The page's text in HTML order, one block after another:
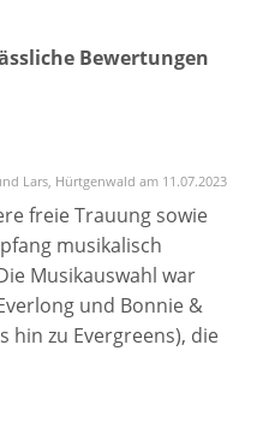
Bewertungen
Lars, Hürtgenwald am 11.07.2023
freie Trauung sowie
musikalisch
Musikauswahl war
und Bonnie &
hin zu Evergreens), die
sich super an und
bekommen von uns